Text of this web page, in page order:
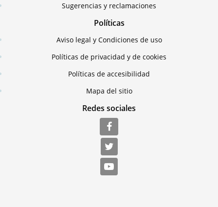
Sugerencias y reclamaciones
Políticas
Aviso legal y Condiciones de uso
Políticas de privacidad y de cookies
Políticas de accesibilidad
Mapa del sitio
Redes sociales